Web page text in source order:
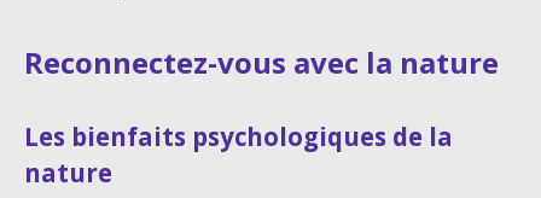
Reconnectez-vous avec la nature
Les bienfaits psychologiques de la
nature